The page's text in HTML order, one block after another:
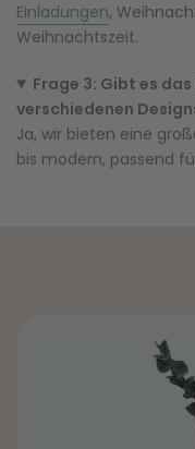
Einladungen,
Weihnachtszeit.
Frage 3: Gibt es
verschiedenen
Ja, wir bieten eine
bis modern, passend